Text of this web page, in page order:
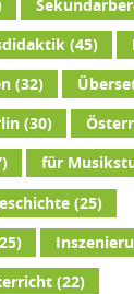
(45)
(32)
(30)
für
(25)
(22)